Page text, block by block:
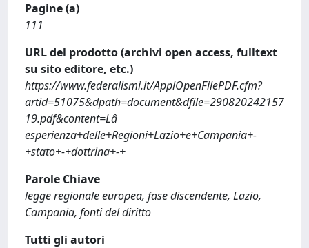
Pagine (a)
111
URL del prodotto (archivi open access, fulltext
su sito editore, etc.)
https://www.federalismi.it/ApplOpenFilePDF.cfm?
artid=51075&dpath=document&dfile=290820242157
19.pdf&content=Lâ
esperienza+delle+Regioni+Lazio+e+Campania+-
+stato+-+dottrina+-+
Parole Chiave
legge regionale europea, fase discendente, Lazio,
Campania, fonti del diritto
Tutti gli autori